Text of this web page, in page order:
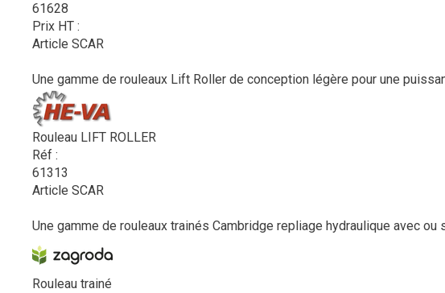
61628
Prix HT :
Article SCAR
Une gamme de rouleaux Lift Roller de conception légère pour une
Rouleau LIFT ROLLER
Réf :
61313
Article SCAR
Une gamme de rouleaux trainés Cambridge repliage hydraulique avec ou
Rouleau trainé